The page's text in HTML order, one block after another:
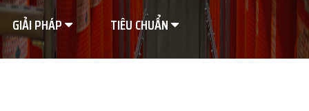
GIẢI PHÁP
TIÊU CHUẨN